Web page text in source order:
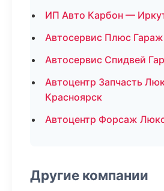
ИП Авто Карбон —
Автосервис Плюс
Автосервис Спидвей
Автоцентр Запчасть
Красноярск
Автоцентр Форсаж
Другие компании